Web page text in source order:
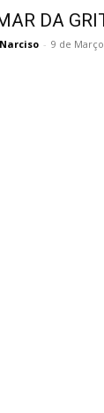
DA
- 9 de